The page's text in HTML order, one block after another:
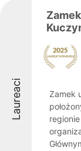
Laureaci
Zamek